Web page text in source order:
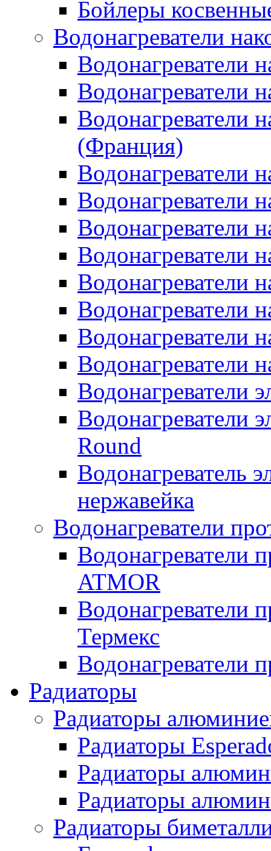
Бойлеры
Водонагреватели
Водонагреватели
Водонагреватели
Водонагреватели
(Франция)
Водонагреватели
Водонагреватели
Водонагреватели
Водонагреватели
Водонагреватели
Водонагреватели
Водонагреватели
Водонагреватели
Водонагреватели
Водонагреватели
Round
Водонагреватель
нержавейка
Водонагреватели
Водонагреватели
ATMOR
Водонагреватели
Термекс
Водонагреватели
Радиаторы
Радиаторы
Радиаторы
Радиаторы
Радиаторы
Радиаторы